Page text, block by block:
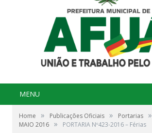
MENU
Home » Publicações Oficiais » Portarias »
MAIO 2016 » PORTARIA Nº423-2016 – Férias